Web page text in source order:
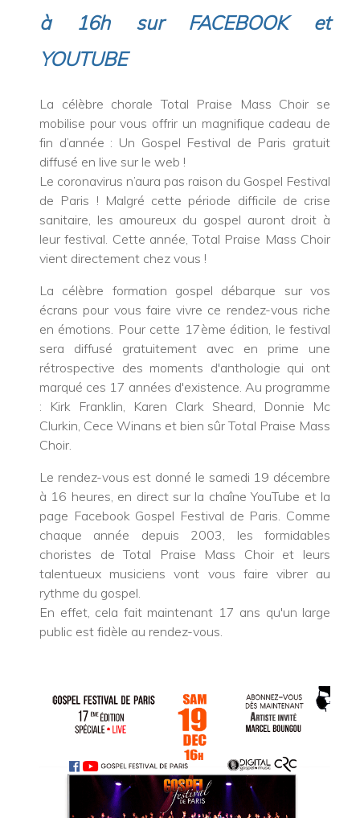
à 16h sur FACEBOOK
et
YOUTUBE
La célèbre chorale Total Praise Mass Choir se
mobilise pour vous offrir un magnifique cadeau de
fin d’année : Un Gospel Festival de Paris gratuit
diffusé en live sur le web !
Le coronavirus n’aura pas raison du Gospel Festival
de Paris ! Malgré cette période difficile de crise
sanitaire, les amoureux du gospel auront droit à
leur festival. Cette année, Total Praise Mass Choir
vient directement chez vous !
La célèbre formation gospel débarque sur vos
écrans pour vous faire vivre ce rendez-vous riche
en émotions. Pour cette 17ème édition, le festival
sera diffusé gratuitement avec en prime une
rétrospective des moments d'anthologie qui ont
marqué ces 17 années d'existence. Au programme
: Kirk Franklin, Karen Clark Sheard, Donnie Mc
Clurkin, Cece Winans et bien sûr Total Praise Mass
Choir.
Le rendez-vous est donné le samedi 19 décembre
à 16 heures, en direct sur la chaîne YouTube et la
page Facebook Gospel Festival de Paris. Comme
chaque année depuis 2003, les formidables
choristes de Total Praise Mass Choir et leurs
talentueux musiciens vont vous faire vibrer au
rythme du gospel.
En effet, cela fait maintenant 17 ans qu'un large
public est fidèle au rendez-vous.